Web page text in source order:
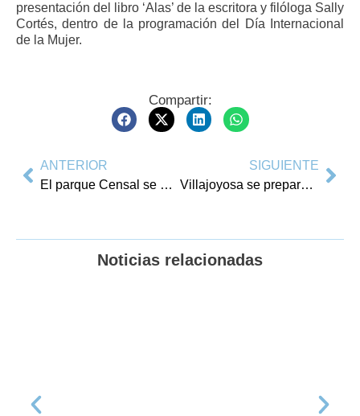
presentación del libro ‘Alas’ de la escritora y filóloga Sally
Cortés, dentro de la programación del Día Internacional
de la Mujer.
Compartir:
ANTERIOR
El parque Censal se abrirá este jueves tras la finalización de las obras de rehabilitación
SIGUIENTE
Villajoyosa se prepara para vivir el fervor de la Semana Santa en sus calles
Noticias relacionadas